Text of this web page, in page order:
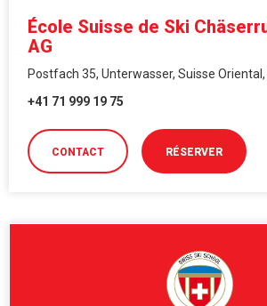
École Suisse de Ski
AG
Postfach 35, Unterwasser, Suisse
+41 71 999 19 75
CONTACT RÉSERVER